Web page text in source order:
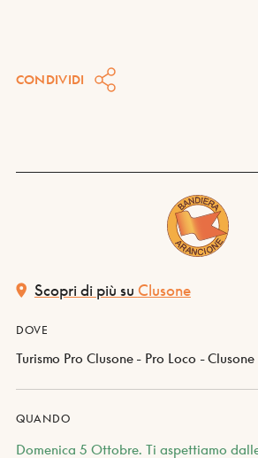
CONDIVIDI
Scopri di più su Clusone
DOVE
Turismo Pro Clusone - Pro Loco - Clusone
QUANDO
Domenica 5 Ottobre. Ti aspettiamo